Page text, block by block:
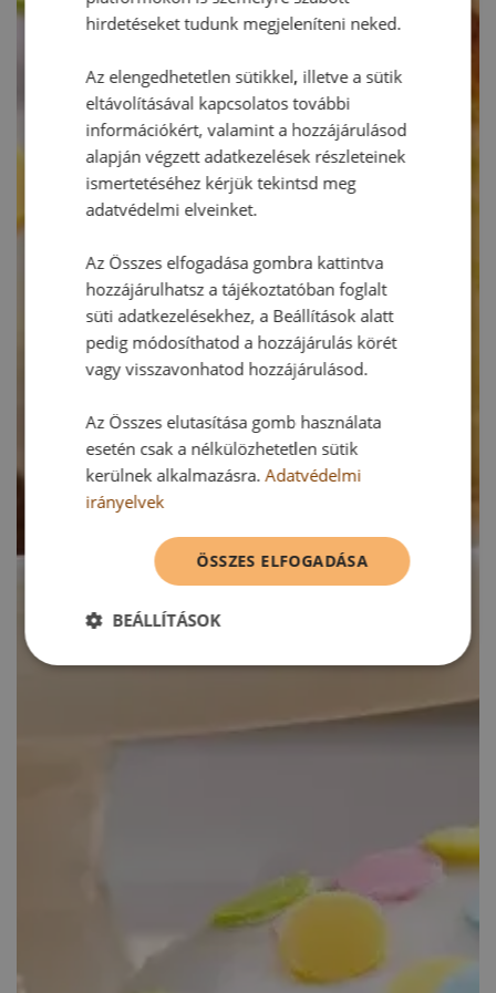
hirdetéseket tudunk megjeleníteni neked.
Az elengedhetetlen sütikkel, illetve a sütik
eltávolításával kapcsolatos további
információkért, valamint a hozzájárulásod
alapján végzett adatkezelések részleteinek
ismertetéséhez kérjük tekintsd meg
adatvédelmi elveinket.
Az Összes elfogadása gombra kattintva
hozzájárulhatsz a tájékoztatóban foglalt
süti adatkezelésekhez, a Beállítások alatt
pedig módosíthatod a hozzájárulás körét
vagy visszavonhatod hozzájárulásod.
Az Összes elutasítása gomb használata
esetén csak a nélkülözhetetlen sütik
kerülnek alkalmazásra.Adatvédelmi
irányelvek
ÖSSZES ELFOGADÁSA
BEÁLLÍTÁSOK